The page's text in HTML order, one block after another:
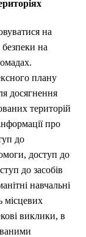
на
на
плану
досягнення
територій
про
до
доступ до
до засобів
навчальні
місцевих
виклики, в